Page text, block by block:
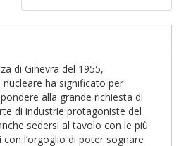
di Ginevra del 1955,
ha significato per
alla grande richiesta di
di industrie protagoniste del
sedersi al tavolo con le più
l’orgoglio di poter sognare